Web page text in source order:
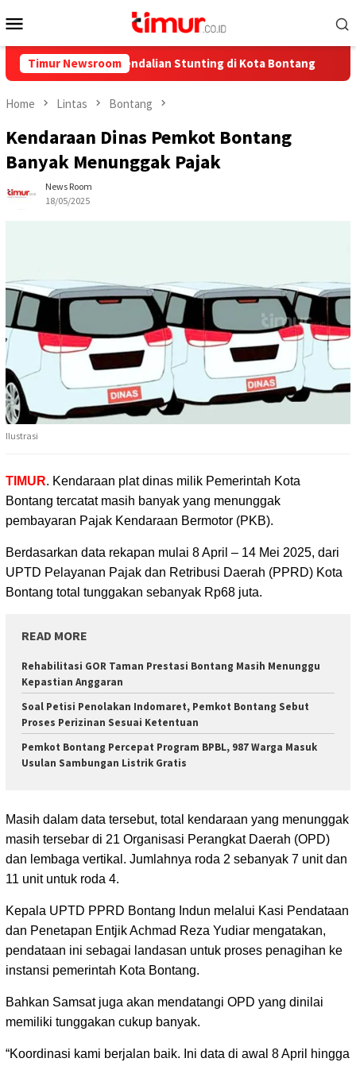
to
Menu
Timur Newsroom
Pengendalian Stunting di Kota Bontang Catat
Home Lintas Bontang
Kendaraan Dinas Pemkot Bontang
Banyak Menunggak Pajak
News Room
18/05/2025
Ilustrasi
TIMUR. Kendaraan plat dinas milik Pemerintah Kota
Bontang tercatat masih banyak yang menunggak
pembayaran Pajak Kendaraan Bermotor (PKB).
Berdasarkan data rekapan mulai 8 April – 14 Mei 2025, dari
UPTD Pelayanan Pajak dan Retribusi Daerah (PPRD) Kota
Bontang total tunggakan sebanyak Rp68 juta.
READ MORE
Rehabilitasi GOR Taman Prestasi Bontang Masih Menunggu
Kepastian Anggaran
Soal Petisi Penolakan Indomaret, Pemkot Bontang Sebut
Proses Perizinan Sesuai Ketentuan
Pemkot Bontang Percepat Program BPBL, 987 Warga Masuk
Usulan Sambungan Listrik Gratis
Masih dalam data tersebut, total kendaraan yang menunggak
masih tersebar di 21 Organisasi Perangkat Daerah (OPD)
dan lembaga vertikal. Jumlahnya roda 2 sebanyak 7 unit dan
11 unit untuk roda 4.
Kepala UPTD PPRD Bontang Indun melalui Kasi Pendataan
dan Penetapan Entjik Achmad Reza Yudiar mengatakan,
pendataan ini sebagai landasan untuk proses penagihan ke
instansi pemerintah Kota Bontang.
Bahkan Samsat juga akan mendatangi OPD yang dinilai
memiliki tunggakan cukup banyak.
“Koordinasi kami berjalan baik. Ini data di awal 8 April hingga